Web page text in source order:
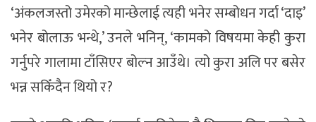
‘अंकलजस्तो उमेरको मान्छेलाई त्यही भनेर सम्बोधन गर्दा ‘दाइ’
भनेर बोलाऊ भन्थे,’ उनले भनिन्, ‘कामको विषयमा केही कुरा
गर्नुपरे गालामा टाँसिएर बोल्न आउँथे। त्यो कुरा अलि पर बसेर
भन्न सकिँदैन थियो र?